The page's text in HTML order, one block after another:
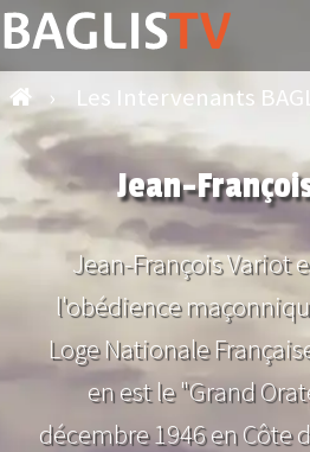
› Les Intervenants
Jean-
Jean-François Variot
l'obédience
Loge Nationale
en est le "Grand
décembre 1946 en Côte